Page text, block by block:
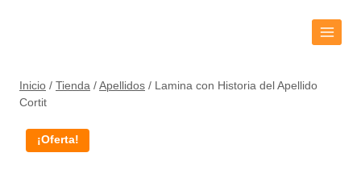
Inicio / Tienda / Apellidos / Lamina con Historia del Apellido
Cortit
¡Oferta!